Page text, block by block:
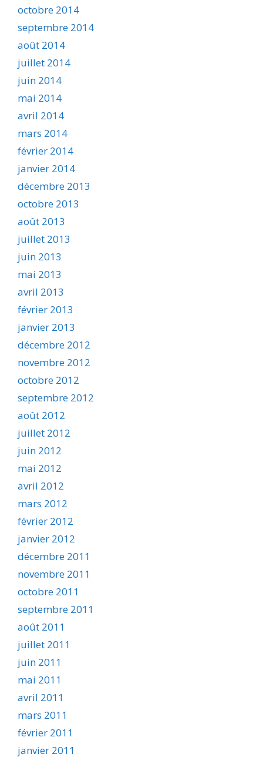
octobre 2014
septembre 2014
août 2014
juillet 2014
juin 2014
mai 2014
avril 2014
mars 2014
février 2014
janvier 2014
décembre 2013
octobre 2013
août 2013
juillet 2013
juin 2013
mai 2013
avril 2013
février 2013
janvier 2013
décembre 2012
novembre 2012
octobre 2012
septembre 2012
août 2012
juillet 2012
juin 2012
mai 2012
avril 2012
mars 2012
février 2012
janvier 2012
décembre 2011
novembre 2011
octobre 2011
septembre 2011
août 2011
juillet 2011
juin 2011
mai 2011
avril 2011
mars 2011
février 2011
janvier 2011